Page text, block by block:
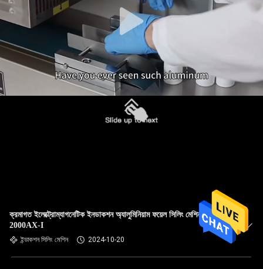
ক্রমাগত ইলেক্ট্রোম্যাগনেটিক ইনডাকশন অ্যালুমিনিয়াম ফয়েল সিলিং মেশিন LGYF-
2000AX-I
ইন্ডাকশন সিলিং মেশিন 2024-10-20